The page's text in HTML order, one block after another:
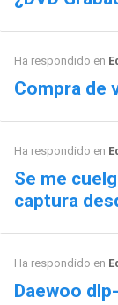
Ha respondido en
Compra de
Ha respondido en
Se me
captura
Ha respondido en
Daewoo